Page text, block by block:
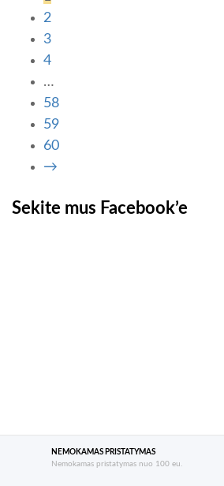
2
3
4
…
58
59
60
→
Sekite mus Facebook’e
NEMOKAMAS PRISTATYMAS
Nemokamas pristatymas nuo 100 eu.